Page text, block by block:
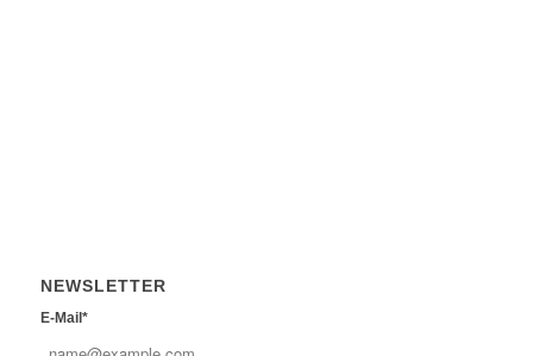
NEWSLETTER
E-Mail*